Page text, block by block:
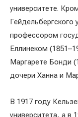
университете.
Гейдельбергского
профессором
Еллинеком
Маргарете Бонди
дочери Ханна и
В 1917 году
университета, а в